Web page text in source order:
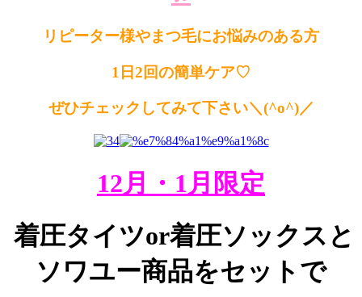
リピーター様やまつ毛にお悩みのある方
1日2回の簡単ケア♡
ぜひチェックしてみて下さい＼(^o^)／
12月・1月限定
着圧タイツor着圧ソックスと
ソワユー商品をセットで